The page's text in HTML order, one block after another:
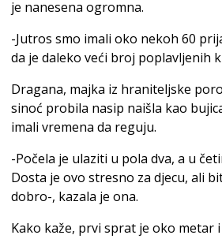
je nanesena ogromna.
-Jutros smo imali oko nekoh 60
da je daleko veći broj poplavljenih
Dragana, majka iz hraniteljske
sinoć probila nasip naišla kao
imali vremena da reguju.
-Počela je ulaziti u pola dva, a u
Dosta je ovo stresno za djecu, ali
dobro-, kazala je ona.
Kako kaže, prvi sprat je oko metar